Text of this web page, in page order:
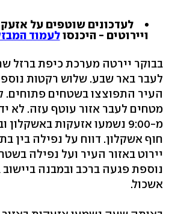
לעדכונים שוטפים על
ויירוטים - היכנסולעמוד
בבוקר יירטה מערכת כיפת ברזל
לעבר באר שבע. שלוש רקטות
העיר התפוצצו בשטחים פתוחים.
מטחים לעבר אזור עוטף עזה. לא
מ-9:00 נשמעו אזעקות
חוף אשקלון. דווח על נפילה בין
יירוט באזור העיר ועל נפילה
נוספת פגעה ברכב ובמבנה
אשכול.